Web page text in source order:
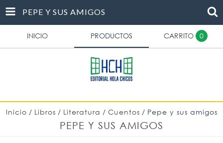
PEPE Y SUS AMIGOS
INICIO PRODUCTOS CARRITO 0
Inicio / Libros / Literatura / Cuentos / Pepe y sus amigos
PEPE Y SUS AMIGOS